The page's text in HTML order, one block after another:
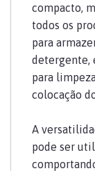
compacto,
todos os
para
detergente,
para
colocação
A
pode ser